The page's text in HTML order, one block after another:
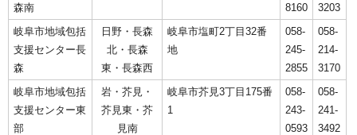
森南
8160
3203
岐阜市地域包括
支援センター長
森
日野・長森
北・長森
東・長森西
岐阜市塩町2丁目32番
地
058-
245-
2855
058-
214-
3170
岐阜市地域包括
支援センター東
部
岩・芥見・
芥見東・芥
見南
岐阜市芥見3丁目175番
1
058-
243-
0593
058-
241-
3492